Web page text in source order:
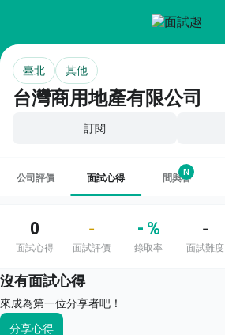
台灣商用地產有限公司
臺北 其他
訂閱
公司評價 面試心得 問與答
N
0
面試心得
-
面試評價
- %
錄取率
-
面試難度
沒有面試心得
來成為第一位分享者吧！
分享心得